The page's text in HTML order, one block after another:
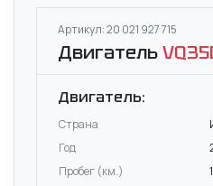
Артикул: 20 021 927 715
Двигатель
Двигатель:
Страна
Год
Пробег (км.)